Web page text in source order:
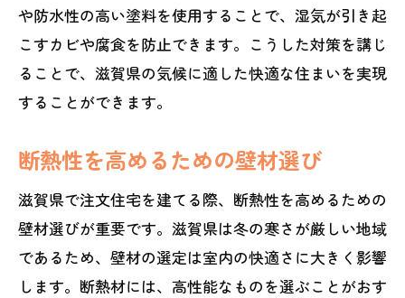
や防水性の高い塗料を使用することで、湿気が引き起
こすカビや腐食を防止できます。こうした対策を講じ
ることで、滋賀県の気候に適した快適な住まいを実現
することができます。
断熱性を高めるための壁材選び
滋賀県で注文住宅を建てる際、断熱性を高めるための
壁材選びが重要です。滋賀県は冬の寒さが厳しい地域
であるため、壁材の選定は室内の快適さに大きく影響
します。断熱材には、高性能なものを選ぶことがおす